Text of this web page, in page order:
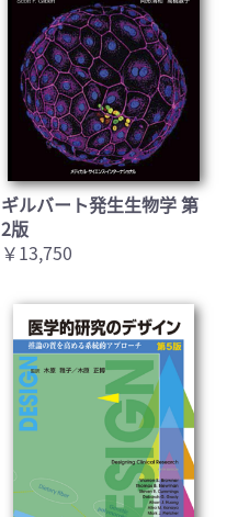
ギルバート発生生物学 第
2版
￥13,750